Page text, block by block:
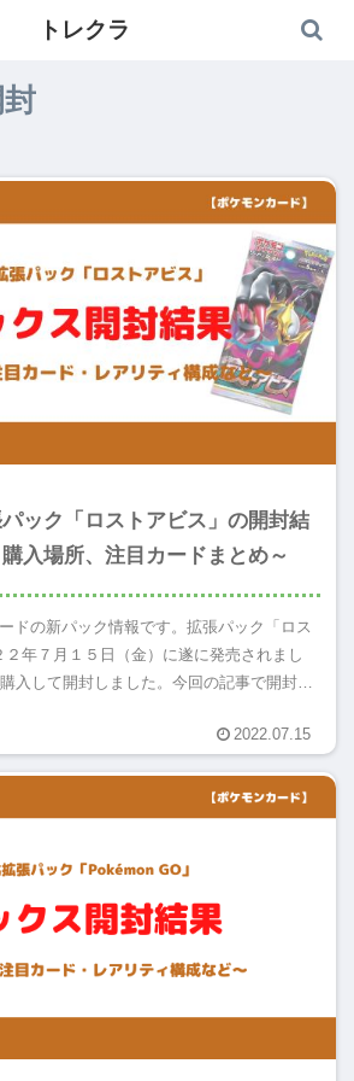
トレクラ
パック「ロストアビス」の開封結
入場所、注目カードまとめ～
ドの新パック情報です。拡張パック「ロス
２年７月１５日（金）に遂に発売されまし
入して開封しました。今回の記事で開封結
2022.07.15
トレクラ